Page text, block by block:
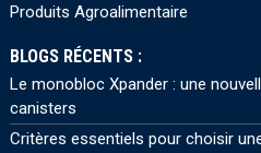
Produits Agroalimentaire
BLOGS RÉCENTS :
Le monobloc Xpander : une
canisters
Critères essentiels pour choisir